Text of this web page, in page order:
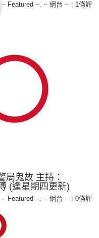
-- Featured --, -- 網台 --
1條評
局鬼故 主持：
(逢星期四更新)
-- Featured --, -- 網台 --
0條評